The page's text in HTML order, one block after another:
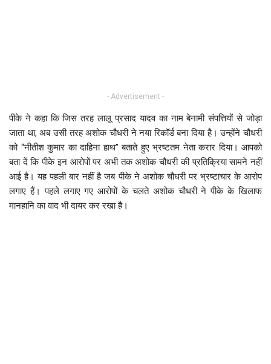
- Advertisement -
पीके ने कहा कि जिस तरह लालू प्रसाद यादव का नाम बेनामी संपत्तियों से जोड़ा
जाता था, अब उसी तरह अशोक चौधरी ने नया रिकॉर्ड बना दिया है। उन्होंने चौधरी
को “नीतीश कुमार का दाहिना हाथ” बताते हुए भ्रष्टतम नेता करार दिया। आपको
बता दें कि पीके इन आरोपों पर अभी तक अशोक चौधरी की प्रतिक्रिया सामने नहीं
आई है। यह पहली बार नहीं है जब पीके ने अशोक चौधरी पर भ्रष्टाचार के आरोप
लगाए हैं। पहले लगाए गए आरोपों के चलते अशोक चौधरी ने पीके के खिलाफ
मानहानि का वाद भी दायर कर रखा है।